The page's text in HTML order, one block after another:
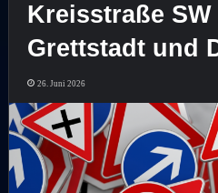
Kreisstraße
Grettstadt und
26. Juni 2026